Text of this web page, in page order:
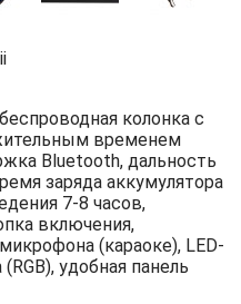
колонка с
временем
Bluetooth, дальность
заряда аккумулятора
7-8 часов,
включения,
(караоке), LED-
удобная панель